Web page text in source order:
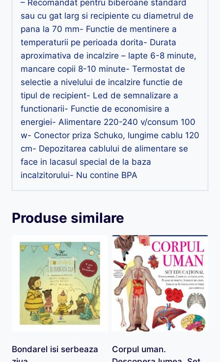
– Recomandat pentru biberoane standard
sau cu gat larg si recipiente cu diametrul de
pana la 70 mm- Functie de mentinere a
temperaturii pe perioada dorita- Durata
aproximativa de incalzire – lapte 6-8 minute,
mancare copii 8-10 minute- Termostat de
selectie a nivelului de incalzire functie de
tipul de recipient- Led de semnalizare a
functionarii- Functie de economisire a
energiei- Alimentare 220-240 v/consum 100
w- Conector priza Schuko, lungime cablu 120
cm- Depozitarea cablului de alimentare se
face in lacasul special de la baza
incalzitorului- Nu contine BPA
Produse similare
Bondarel isi serbeaza
Corpul uman.